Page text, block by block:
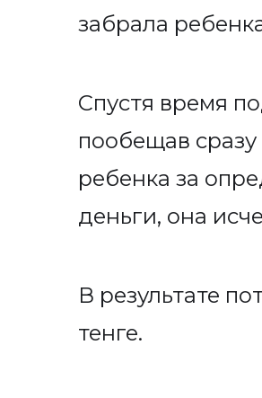
забрала
Спустя время
пообещав
ребенка за
деньги, она
В результате
тенге.